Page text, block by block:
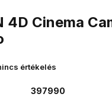
4D Cinema
értékelés
397990